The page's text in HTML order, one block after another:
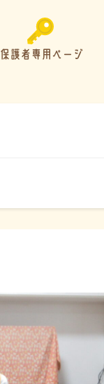
保護者専用ページ